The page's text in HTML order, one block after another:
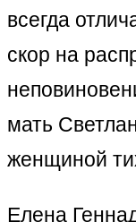
всегда
скор на
мать
женщиной
Елена